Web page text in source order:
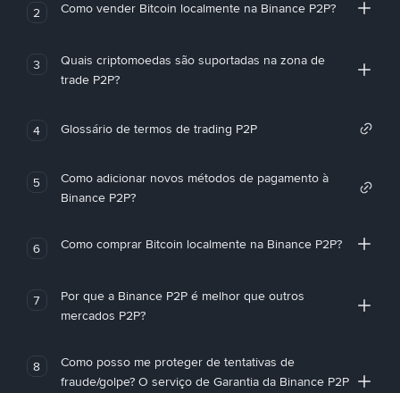
2 Como vender Bitcoin localmente na Binance P2P?
3
Quais criptomoedas são suportadas na zona de
trade P2P?
4 Glossário de termos de trading P2P
5
Como adicionar novos métodos de pagamento à
Binance P2P?
6 Como comprar Bitcoin localmente na Binance P2P?
7
Por que a Binance P2P é melhor que outros
mercados P2P?
8
Como posso me proteger de tentativas de
fraude/golpe? O serviço de Garantia da Binance P2P